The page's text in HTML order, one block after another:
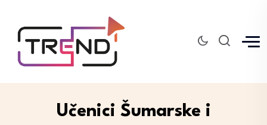
Učenici Šumarske i